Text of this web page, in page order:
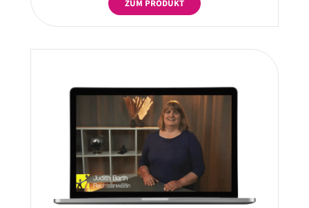
ZUM PRODUKT